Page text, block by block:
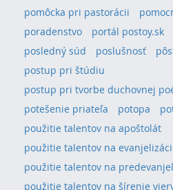
pomôcka pri pastorácii
poradenstvo
portál postoy.sk
posledný súd
poslušnosť
postup pri štúdiu
postup pri tvorbe duchovnej
potešenie priateľa
potopa
použitie talentov na apoštolát
použitie talentov na
použitie talentov na
použitie talentov na šírenie